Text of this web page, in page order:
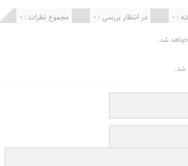
مجموع نظرات : 0 در انتظار بررسی : 0 : 0
شد.
شد.